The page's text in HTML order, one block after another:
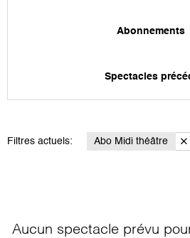
Abonnements
Spectacles
Filtres actuels: Abo Midi théâtre
Aucun spectacle prévu